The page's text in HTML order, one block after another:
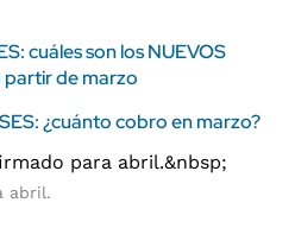
cuáles son los NUEVOS
de marzo
¿cuánto cobro en marzo?
abril.